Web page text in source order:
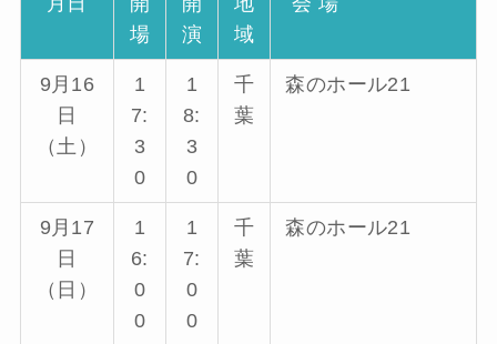
場
演
域
9月16
日
（土）
1
7:
3
0
1
8:
3
0
千
葉
森のホール21
9月17
日
（日）
1
6:
0
0
1
7:
0
0
千
葉
森のホール21